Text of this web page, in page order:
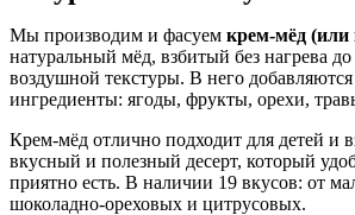
Мы производим и фасуем крем‑мёд (или
натуральный мёд, взбитый без нагрева
воздушной текстуры. В него
ингредиенты: ягоды, фрукты, орехи,
Крем‑мёд отлично подходит для детей и
вкусный и полезный десерт, который
приятно есть. В наличии 19 вкусов: от
шоколадно-ореховых и цитрусовых.